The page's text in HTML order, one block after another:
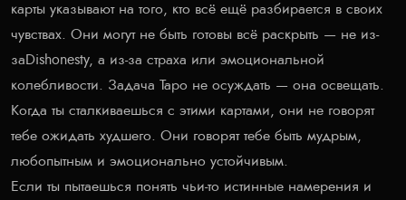
карты указывают на того, кто всё ещё разбирается в своих
чувствах. Они могут не быть готовы всё раскрыть — не из-
заDishonesty, а из-за страха или эмоциональной
колебливости. Задача Таро не осуждать — она освещать.
Когда ты сталкиваешься с этими картами, они не говорят
тебе ожидать худшего. Они говорят тебе быть мудрым,
любопытным и эмоционально устойчивым.
Если ты пытаешься понять чьи-то истинные намерения и